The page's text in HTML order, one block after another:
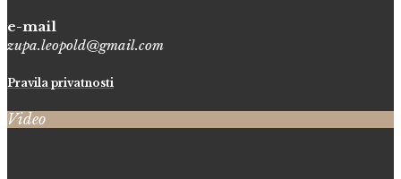
e-mail
zupa.leopold@gmail.com
Pravila privatnosti
Video